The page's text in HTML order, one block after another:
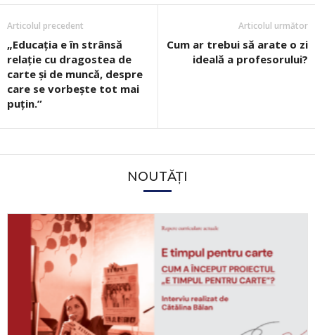
Articolul precedent
„Educația e în strânsă
relație cu dragostea de
carte și de muncă, despre
care se vorbește tot mai
puțin.”
Articolul următor
Cum ar trebui să arate o zi
ideală a profesorului?
NOUTĂȚI